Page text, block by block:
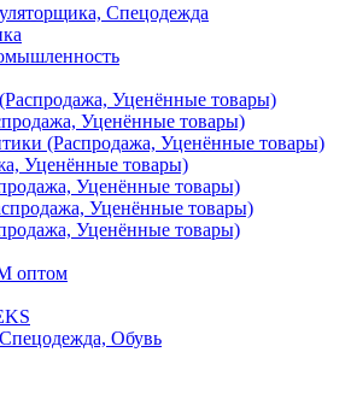
Спецодежда
Уценённые товары)
Уценённые товары)
(Распродажа, Уценённые товары)
Уценённые товары)
Уценённые товары)
Уценённые товары)
Уценённые товары)
оптом
Обувь